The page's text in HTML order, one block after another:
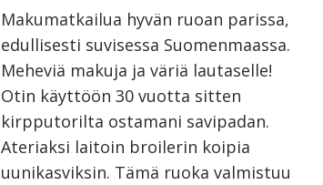
Makumatkailua hyvän ruoan parissa,
edullisesti suvisessa Suomenmaassa.
Meheviä makuja ja väriä lautaselle!
Otin käyttöön 30 vuotta sitten
kirpputorilta ostamani savipadan.
Ateriaksi laitoin broilerin koipia
uunikasviksin. Tämä ruoka valmistuu